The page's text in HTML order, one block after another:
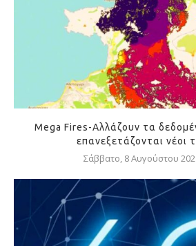
Mega Fires-Αλλάζουν τα
επανεξετάζονται νέοι
Σάββατο, 8 Αυγούστου